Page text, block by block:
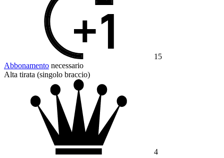
15
Abbonamento necessario
Alta tirata (singolo braccio)
4